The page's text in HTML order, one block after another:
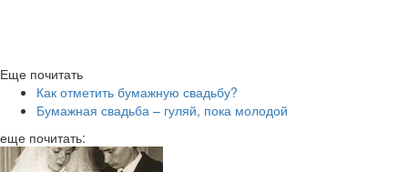
Еще почитать
Как отметить бумажную свадьбу?
Бумажная свадьба – гуляй, пока молодой
еще почитать: